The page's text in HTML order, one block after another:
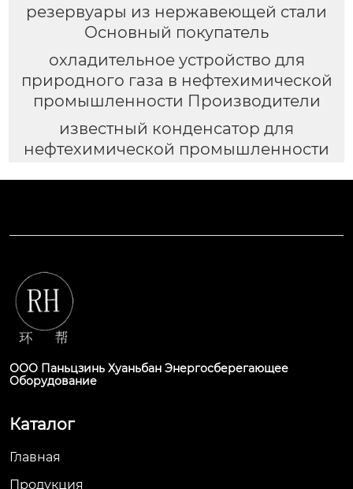
резервуары из нержавеющей стали
Основный покупатель
охладительное устройство для
природного газа в нефтехимической
промышленности Производители
известный конденсатор для
нефтехимической промышленности
ООО Паньцзинь Хуаньбан Энергосберегающее
Оборудование
Каталог
Главная
Продукция